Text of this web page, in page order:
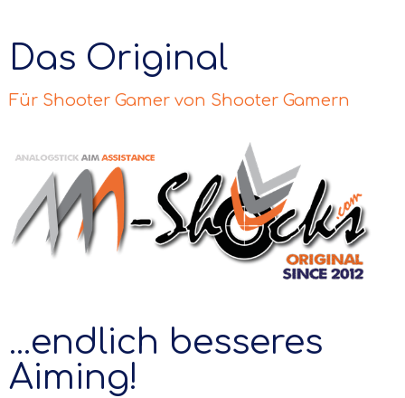
Das Original
Für Shooter Gamer von Shooter Gamern
...endlich besseres
Aiming!